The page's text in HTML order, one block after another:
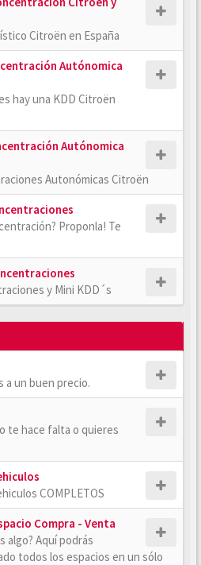
Citroën en España
Autónomica
hay una KDD Citroën
Autónomica
Autonómicas Citroën
Proponla! Te
y Mini KDD´s
a un buen precio.
te hace falta o quieres
COMPLETOS
Compra - Venta
algo? Aquí podrás
todos los espacios en un sólo